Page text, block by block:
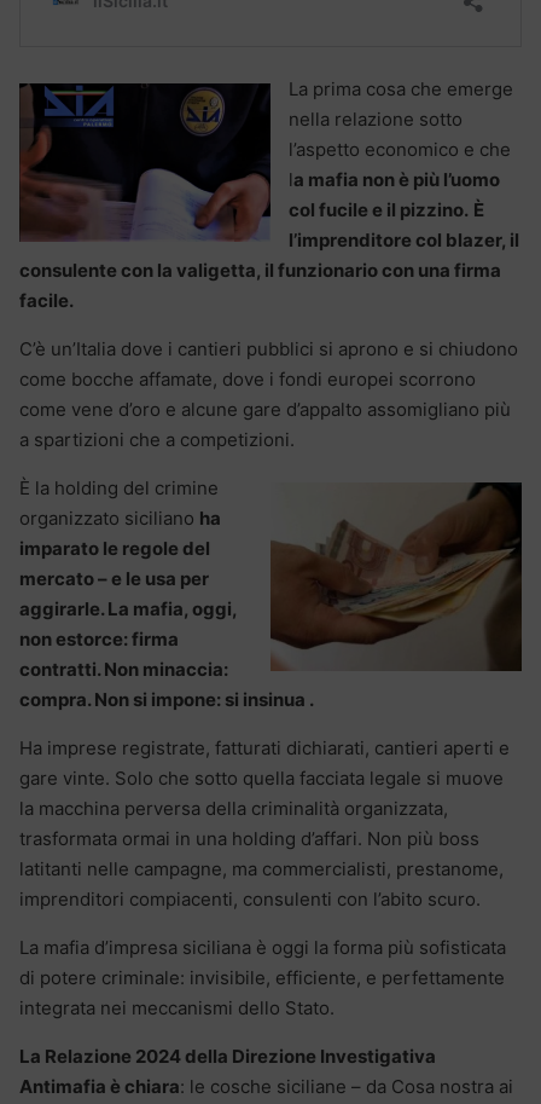
La prima cosa che emerge
nella relazione sotto
l’aspetto economico e che
la mafia non è più l’uomo
col fucile e il pizzino. È
l’imprenditore col blazer, il
consulente con la valigetta, il funzionario con una firma
facile.
C’è un’Italia dove i cantieri pubblici si aprono e si chiudono
come bocche affamate, dove i fondi europei scorrono
come vene d’oro e alcune gare d’appalto assomigliano più
a spartizioni che a competizioni.
È la holding del crimine
organizzato siciliano ha
imparato le regole del
mercato – e le usa per
aggirarle. La mafia, oggi,
non estorce: firma
contratti. Non minaccia:
compra. Non si impone: si insinua .
Ha imprese registrate, fatturati dichiarati, cantieri aperti e
gare vinte. Solo che sotto quella facciata legale si muove
la macchina perversa della criminalità organizzata,
trasformata ormai in una holding d’affari. Non più boss
latitanti nelle campagne, ma commercialisti, prestanome,
imprenditori compiacenti, consulenti con l’abito scuro.
La mafia d’impresa siciliana è oggi la forma più sofisticata
di potere criminale: invisibile, efficiente, e perfettamente
integrata nei meccanismi dello Stato.
La Relazione 2024 della Direzione Investigativa
Antimafia è chiara: le cosche siciliane – da Cosa nostra ai